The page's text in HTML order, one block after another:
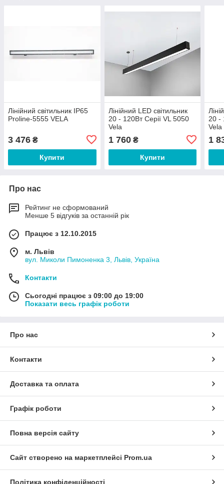
Лінійний світильник IP65
Proline-5555 VELA
3 476 ₴
Купити
Лінійний LED світильник
20 - 120Вт Серії VL 5050
Vela
1 760₴
Купити
20 -
1
Про нас
Рейтинг не сформований
Менше 5 відгуків за останній рік
Працює з 12.10.2015
м. Львів
вул. Миколи Пимоненка 3, Львів, Україна
Контакти
Сьогодні працює з 09:00 до 19:00
Показати весь графік роботи
Про нас
Контакти
Доставка та оплата
Графік роботи
Повна версія сайту
Сайт створено на маркетплейсі Prom.ua
Політика конфіденційності